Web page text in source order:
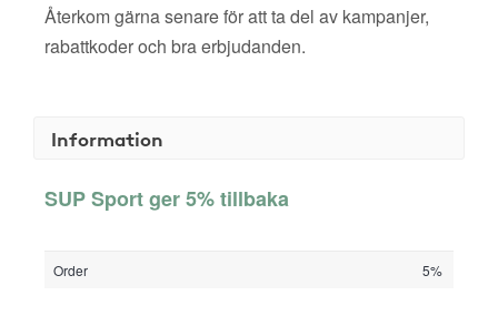
Återkom gärna senare för att ta del av kampanjer,
rabattkoder och bra erbjudanden.
Information
SUP Sport ger 5% tillbaka
Order 5%